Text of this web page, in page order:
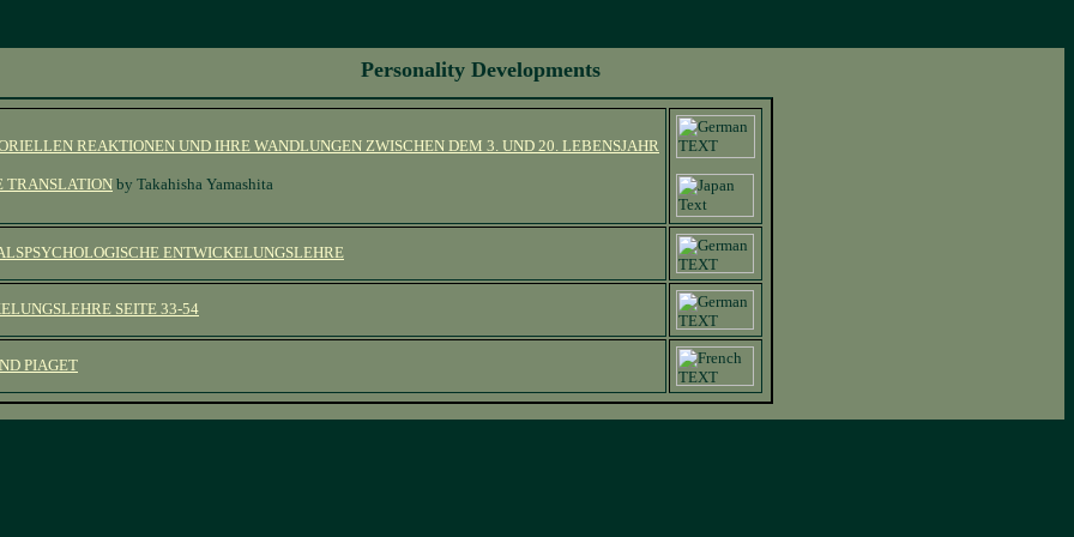
Personality Developments
REAKTIONEN UND IHRE WANDLUNGEN ZWISCHEN DEM 3. UND 20. LEBENSJAHR
TRANSLATION by Takahisha Yamashita
ENTWICKELUNGSLEHRE
SEITE 33-54
PIAGET